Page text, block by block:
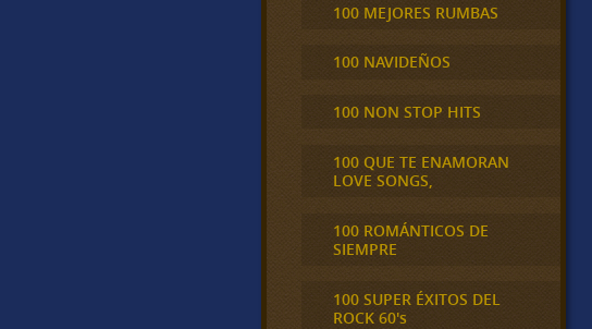
100 MEJORES RUMBAS
100 NAVIDEÑOS
100 NON STOP HITS
100 QUE TE ENAMORAN
LOVE SONGS,
100 ROMÁNTICOS DE
SIEMPRE
100 SUPER ÉXITOS DEL
ROCK 60's